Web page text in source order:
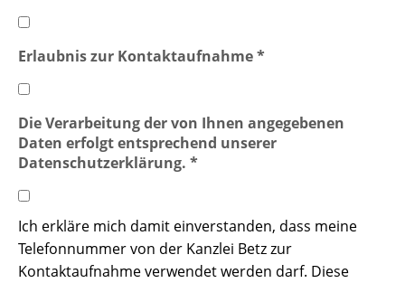
Erlaubnis zur Kontaktaufnahme *
Die Verarbeitung der von Ihnen angegebenen
Daten erfolgt entsprechend unserer
Datenschutzerklärung. *
Ich erkläre mich damit einverstanden, dass meine
Telefonnummer von der Kanzlei Betz zur
Kontaktaufnahme verwendet werden darf. Diese